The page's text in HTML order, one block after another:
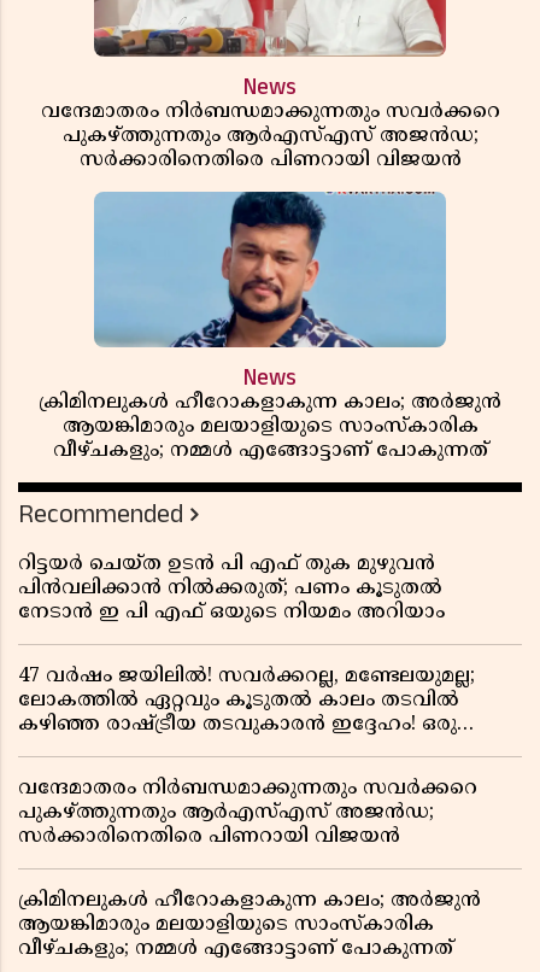
News
വന്ദേമാതരം നിർബന്ധമാക്കുന്നതും സവർക്കറെ
പുകഴ്ത്തുന്നതും ആർഎസ്എസ് അജൻഡ;
സർക്കാരിനെതിരെ പിണറായി വിജയൻ
News
ക്രിമിനലുകൾ ഹീറോകളാകുന്ന കാലം; അർജുൻ
ആയങ്കിമാരും മലയാളിയുടെ സാംസ്കാരിക
വീഴ്ചകളും; നമ്മൾ എങ്ങോട്ടാണ് പോകുന്നത്
Recommended
റിട്ടയർ ചെയ്ത ഉടൻ പി എഫ് തുക മുഴുവൻ
പിൻവലിക്കാൻ നിൽക്കരുത്; പണം കൂടുതൽ
നേടാൻ ഇ പി എഫ് ഒയുടെ നിയമം അറിയാം
47 വർഷം ജയിലിൽ! സവർക്കറല്ല, മണ്ടേലയുമല്ല;
ലോകത്തിൽ ഏറ്റവും കൂടുതൽ കാലം തടവിൽ
കഴിഞ്ഞ രാഷ്ട്രീയ തടവുകാരൻ ഇദ്ദേഹം! ഒരു
വന്ദേമാതരം നിർബന്ധമാക്കുന്നതും സവർക്കറെ
പുകഴ്ത്തുന്നതും ആർഎസ്എസ് അജൻഡ;
സർക്കാരിനെതിരെ പിണറായി വിജയൻ
ക്രിമിനലുകൾ ഹീറോകളാകുന്ന കാലം; അർജുൻ
ആയങ്കിമാരും മലയാളിയുടെ സാംസ്കാരിക
വീഴ്ചകളും; നമ്മൾ എങ്ങോട്ടാണ് പോകുന്നത്